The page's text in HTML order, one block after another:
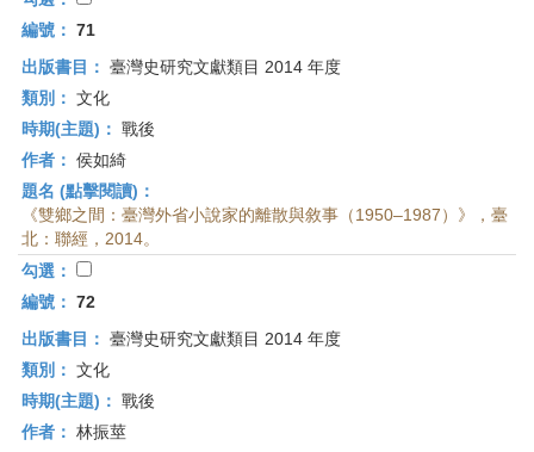
編號： 71
出版書目： 臺灣史研究文獻類目 2014 年度
類別： 文化
時期(主題)： 戰後
作者： 侯如綺
題名 (點擊閱讀)：
《雙鄉之間：臺灣外省小說家的離散與敘事（1950–1987）》，臺
北：聯經，2014。
勾選：
編號： 72
出版書目： 臺灣史研究文獻類目 2014 年度
類別： 文化
時期(主題)： 戰後
作者： 林振莖